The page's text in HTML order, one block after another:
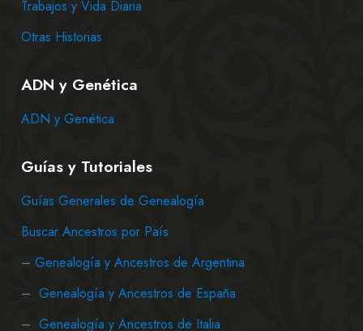
Trabajos y Vida Diaria
Otras Historias
ADN y Genética
ADN y Genética
Guías y Tutoriales
Guías Generales de Genealogía
Buscar Ancestros por País
– Genealogía y Ancestros de Argentina
– Genealogía y Ancestros de España
– Genealogía y Ancestros de Italia